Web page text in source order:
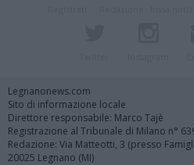
Legnanonews.com
Sito di informazione locale
Direttore responsabile: Marco Tajè
Registrazione al Tribunale di Milano n°
Redazione: Via Matteotti, 3 (presso
20025 Legnano (MI)